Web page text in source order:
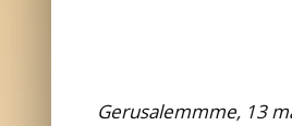
Gerusalemmme, 13